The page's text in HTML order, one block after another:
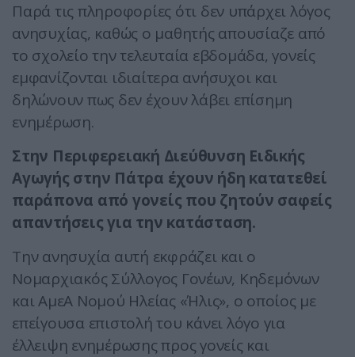
Παρά τις πληροφορίες ότι δεν υπάρχει λόγος
ανησυχίας, καθώς ο μαθητής απουσίαζε από
το σχολείο την τελευταία εβδομάδα, γονείς
εμφανίζονται ιδιαίτερα ανήσυχοι και
δηλώνουν πως δεν έχουν λάβει επίσημη
ενημέρωση.
Στην Περιφερειακή Διεύθυνση Ειδικής
Αγωγής στην Πάτρα έχουν ήδη κατατεθεί
παράπονα από γονείς που ζητούν σαφείς
απαντήσεις για την κατάσταση.
Την ανησυχία αυτή εκφράζει και ο
Νομαρχιακός Σύλλογος Γονέων, Κηδεμόνων
και ΑμεΑ Νομού Ηλείας «Ήλις», ο οποίος με
επείγουσα επιστολή του κάνει λόγο για
έλλειψη ενημέρωσης προς γονείς και